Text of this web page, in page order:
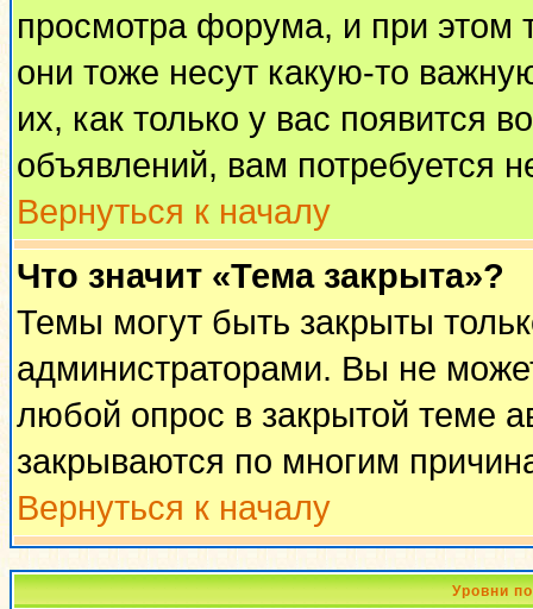
просмотра форума, и при этом
они тоже несут какую-то
их, как только у вас появится
объявлений, вам потребуется
Вернуться к началу
Что значит «Тема закрыта»?
Темы могут быть закрыты
администраторами. Вы не
любой опрос в закрытой теме
закрываются по многим
Вернуться к началу
Уровни